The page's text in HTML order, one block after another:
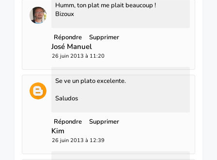
Humm, ton plat me plait beaucoup !
Bizoux
Répondre Supprimer
José Manuel
26 juin 2013 à 11:20
Se ve un plato excelente.
Saludos
Répondre Supprimer
Kim
26 juin 2013 à 12:39